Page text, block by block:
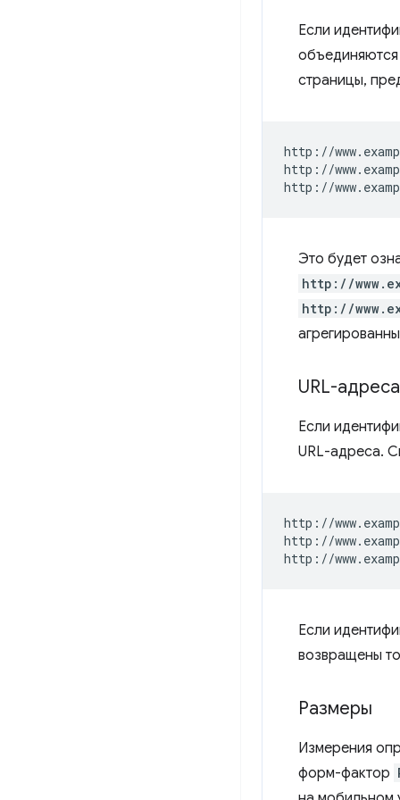
Если
страницы,
http://
http://
Это будет
http://
http://
URL-адреса
Если
URL-адреса.
http://
http://
Если
возвращены
Размеры
Измерения
форм-фактор